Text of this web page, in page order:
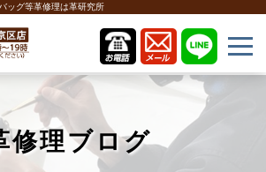
ッグ等革修理は革研究所
修理ブログ